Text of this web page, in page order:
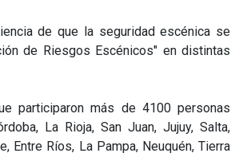
de que la seguridad escénica se
de Riesgos Escénicos" en distintas
participaron más de 4100 personas
La Rioja, San Juan, Jujuy, Salta,
Entre Ríos, La Pampa, Neuquén, Tierra